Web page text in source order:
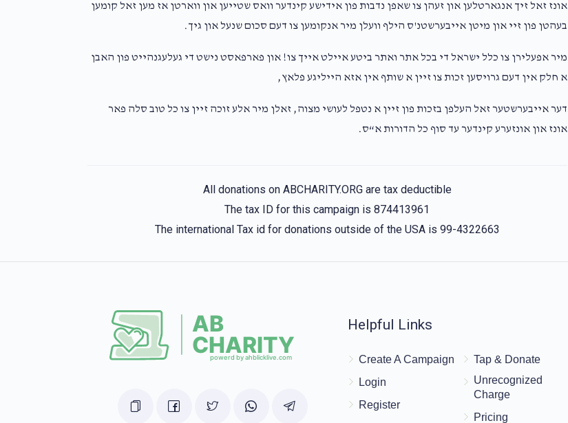
אונז זאל זיך אנגארטלען און זעהן צו שאפן נדבות פון אידישע קינדער וואס שטייען און ווארטן אז מען זאל קומען
בעהטן פון זיי און מיטן אייבערשטנ'ס הילף וועלן מיר אנקומען צו דעם סכום שנעל און גיך.
מיר אפעלירן צו כלל ישראל די בכל אתר ואתר ביטע איילט אייך צו! און פארפאסט נישט די געלעגנהייט פון האבן
א חלק אין דעם גרויסען זכות צו זיין א שותף אין אזא הייליגע פלאץ,
דער אייבערשטער זאל העלפן בזכות פון זיין א נטפל לעושי מצוה, זאלן מיר אלע זוכה זיין צו כל טוב סלה פאר
אונז און אונזערע קינדער עד סוף כל הדורות א“ס.
All donations on ABCHARITY.ORG are tax deductible
The tax ID for this campaign is 874413961
The international Tax id for donations outside of the USA is 99-4322663
Helpful Links
Create A Campaign
Login
Register
Tap & Donate
Unrecognized
Charge
Pricing